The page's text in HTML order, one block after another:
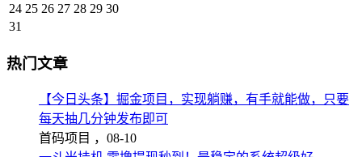
24 25 26 27 28 29 30
31
热门文章
【今日头条】掘金项目，实现躺赚，有手就能做，只要
每天抽几分钟发布即可
首码项目 ， 08-10